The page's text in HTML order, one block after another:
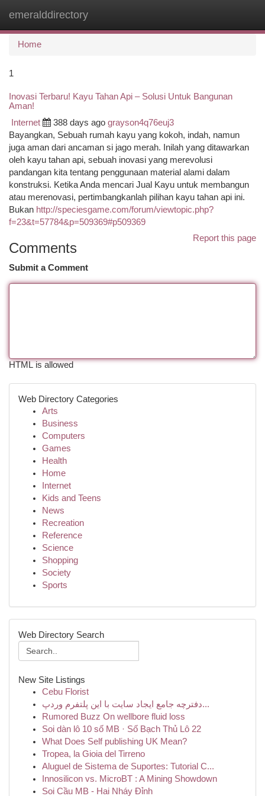
emeralddirectory
Home
1
Inovasi Terbaru! Kayu Tahan Api – Solusi Untuk Bangunan
Aman!
Internet 388 days ago grayson4q76euj3
Bayangkan, Sebuah rumah kayu yang kokoh, indah, namun
juga aman dari ancaman si jago merah. Inilah yang ditawarkan
oleh kayu tahan api, sebuah inovasi yang merevolusi
pandangan kita tentang penggunaan material alami dalam
konstruksi. Ketika Anda mencari Jual Kayu untuk membangun
atau merenovasi, pertimbangkanlah pilihan kayu tahan api ini.
Bukan http://speciesgame.com/forum/viewtopic.php?
f=23&t=57784&p=509369#p509369
Report this page
Comments
Submit a Comment
HTML is allowed
Web Directory Categories
Arts
Business
Computers
Games
Health
Home
Internet
Kids and Teens
News
Recreation
Reference
Science
Shopping
Society
Sports
Web Directory Search
New Site Listings
Cebu Florist
دفترچه جامع ایجاد سایت با این پلتفرم وردپ...
Rumored Buzz On wellbore fluid loss
Soi dàn lô 10 số MB · Số Bạch Thủ Lô 22
What Does Self publishing UK Mean?
Tropea, la Gioia del Tirreno
Aluguel de Sistema de Suportes: Tutorial C...
Innosilicon vs. MicroBT : A Mining Showdown
Soi Cầu MB - Hai Nháy Đỉnh